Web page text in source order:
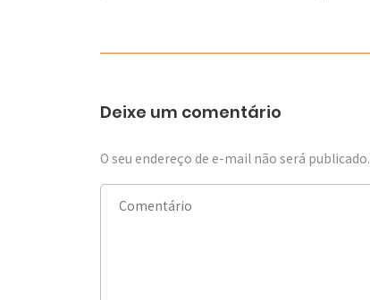
Deixe um comentário
O seu endereço de e-mail não será publicado.